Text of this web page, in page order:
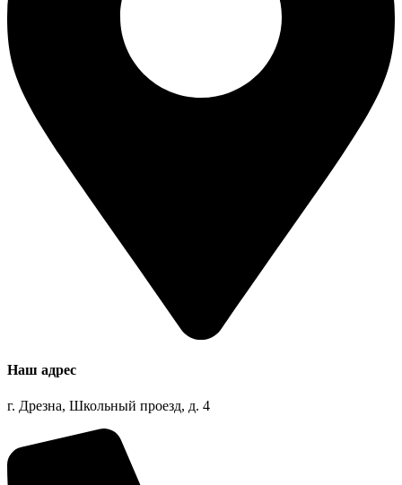
Наш адрес
г. Дрезна, Школьный проезд, д. 4